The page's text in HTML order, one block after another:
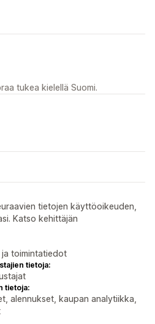
tukea kielellä Suomi.
tietojen käyttöoikeuden,
Katso kehittäjän
toimintatiedot
tietoja:
tietoja:
alennukset, kaupan analytiikka,